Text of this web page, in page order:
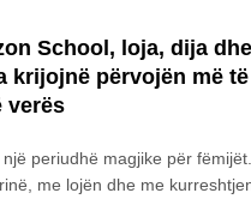
School, loja, dija dhe
krijojnë përvojën më të
verës
periudhë magjike për
me lojën dhe me